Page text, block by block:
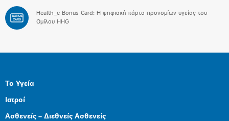
BONUS
CARD
Health_e Bonus Card: H ψηφιακή κάρτα προνομίων υγείας του
Ομίλου HHG
Το Υγεία
Ιατροί
Ασθενείς – Διεθνείς Ασθενείς